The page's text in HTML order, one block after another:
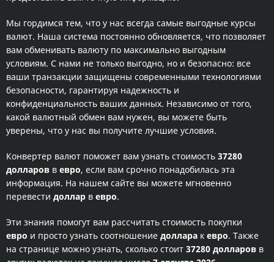
Мы гордимся тем, что у нас всегда самые выгодные курсы
валют. Наша система постоянно обновляется, что позволяет
вам обменивать валюту по максимально выгодным
условиям. С нами не только выгодно, но и безопасно: все
ваши транзакции защищены современными технологиями
безопасности, гарантируя надежность и
конфиденциальность ваших данных. Независимо от того,
какой валютный обмен вам нужен, вы можете быть
уверены, что у нас вы получите лучшие условия.
Конвертер валют поможет вам узнать стоимость 37280
долларов в евро, если вам срочно понадобилась эта
информация. На нашем сайте вы можете мгновенно
перевести доллар в евро.
Эти знания помогут вам рассчитать стоимость покупки
евро и просто узнать соотношение доллара к евро. Также
на странице можно узнать, сколько стоит 37280 долларов в